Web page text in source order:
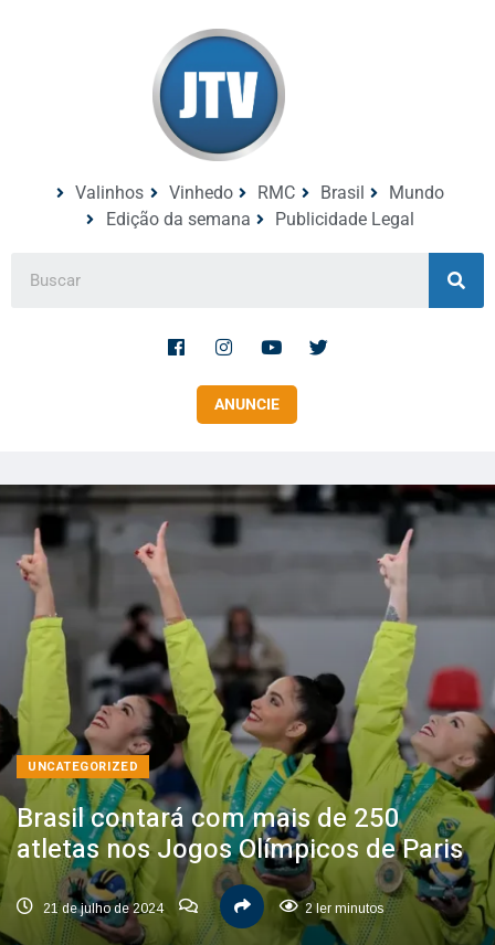
Valinhos Vinhedo RMC Brasil
Mundo
Edição da semana
Publicidade Legal
ANUNCIE
UNCATEGORIZED
Brasil contará com mais de 250
atletas nos Jogos Olímpicos de Paris
21 de julho de 2024 2 ler minutos